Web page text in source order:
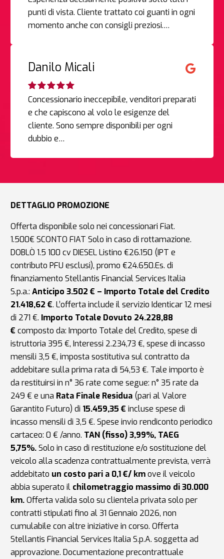
punti di vista. Cliente trattato coi guanti in ogni
momento anche con consigli preziosi.…
Danilo Micali
Concessionario ineccepibile, venditori preparati
e che capiscono al volo le esigenze del
cliente. Sono sempre disponibili per ogni
dubbio e…
DETTAGLIO PROMOZIONE
Offerta disponibile solo nei concessionari Fiat.
1.500€ SCONTO FIAT Solo in caso di rottamazione.
DOBLÒ 1.5 100 cv DIESEL Listino €26.150 (IPT e
contributo PFU esclusi), promo €24.650.Es. di
finanziamento Stellantis Financial Services Italia
S.p.a.: Anticipo 3.502 € – Importo Totale del Credito
21.418,62 €. L’offerta include il servizio Identicar 12 mesi
di 271 €. Importo Totale Dovuto 24.228,88
€ composto da: Importo Totale del Credito, spese di
istruttoria 395 €, Interessi 2.234,73 €, spese di incasso
mensili 3,5 €, imposta sostitutiva sul contratto da
addebitare sulla prima rata di 54,53 €. Tale importo è
da restituirsi in n° 36 rate come segue: n° 35 rate da
249 € e una Rata Finale Residua(pari al Valore
Garantito Futuro) di 15.459,35 € incluse spese di
incasso mensili di 3,5 €. Spese invio rendiconto periodico
cartaceo: 0 € /anno. TAN (fisso) 3,99%, TAEG
5,75%.Solo in caso di restituzione e/o sostituzione del
veicolo alla scadenza contrattualmente prevista, verrà
addebitato un costo pari a 0,1 €/ kmove il veicolo
abbia superato il chilometraggio massimo di 30.000
km.Offerta valida solo su clientela privata solo per
contratti stipulati fino al 31 Gennaio 2026, non
cumulabile con altre iniziative in corso. Offerta
Stellantis Financial Services Italia S.p.A. soggetta ad
approvazione. Documentazione precontrattuale